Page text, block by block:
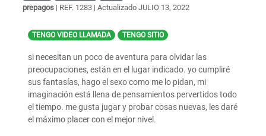
prepagos | REF. 1283 | Actualizado JULIO 13, 2022
TENGO VIDEO LLAMADA TENGO SITIO
si necesitan un poco de aventura para olvidar las
preocupaciones, están en el lugar indicado. yo cumpliré
sus fantasías, hago el sexo como me lo pidan, mi
imaginación está llena de pensamientos pervertidos todo
el tiempo. me gusta jugar y probar cosas nuevas, les daré
el máximo placer con el mejor nivel.